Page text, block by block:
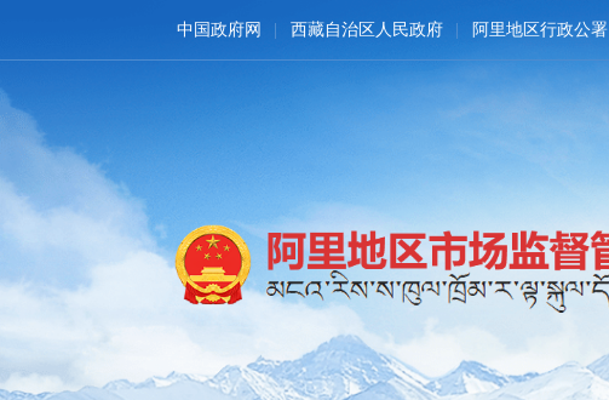
中国政府网 西藏自治区人民政府 阿里地区行政公署